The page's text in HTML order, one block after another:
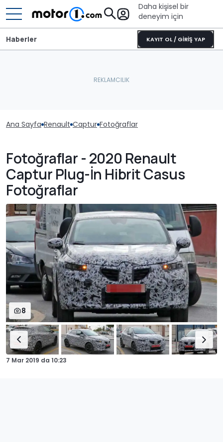
Daha kişisel bir
deneyim için
KAYIT OL / GİRİŞ YAP
Haberler
Ana Sayfa Renault Captur Fotoğraflar
Fotoğraflar - 2020 Renault
Captur Plug-İn Hibrit Casus
Fotoğraflar
8
7 Mar 2019 da 10:23